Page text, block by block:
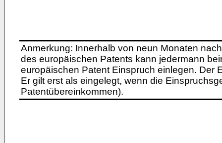
Anmerkung: Innerhalb von neun Monaten
des europäischen Patents kann jedermann
europäischen Patent Einspruch einlegen. Der
Er gilt erst als eingelegt, wenn die
Patentübereinkommen).